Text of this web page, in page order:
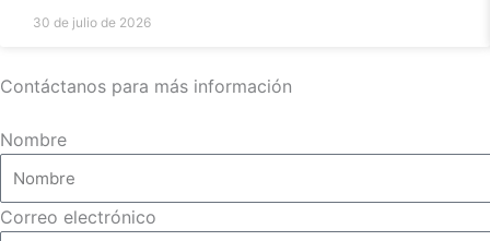
30 de julio de 2026
Contáctanos para más información
Nombre
Correo electrónico